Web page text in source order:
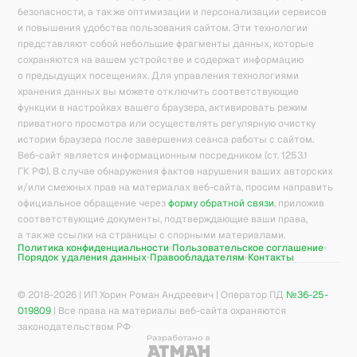
безопасности, а также оптимизации и персонализации сервисов
и повышения удобства пользования сайтом. Эти технологии
представляют собой небольшие фрагменты данных, которые
сохраняются на вашем устройстве и содержат информацию
о предыдущих посещениях. Для управления технологиями
хранения данных вы можете отключить соответствующие
функции в настройках вашего браузера, активировать режим
приватного просмотра или осуществлять регулярную очистку
истории браузера после завершения сеанса работы с сайтом.
Веб-сайт является информационным посредником (ст. 1253.1
ГК РФ). В случае обнаружения фактов нарушения ваших авторских
и/или смежных прав на материалах веб-сайта, просим направить
официальное обращение через форму обратной связи, приложив
соответствующие документы, подтверждающие ваши права,
а также ссылки на страницы с спорными материалами.
Политика конфиденциальности Пользовательское соглашение
Порядок удаления данных Правообладателям Контакты
© 2018-2026 | ИП Хорин Роман Андреевич | Оператор ПД №36-25-
019809 | Все права на материалы веб-сайта охраняются
законодательством РФ